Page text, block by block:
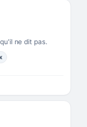
ne dit pas.